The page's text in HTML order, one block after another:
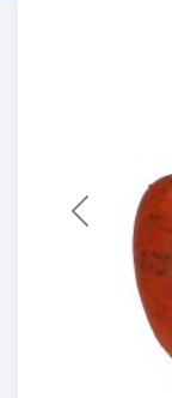
Previous